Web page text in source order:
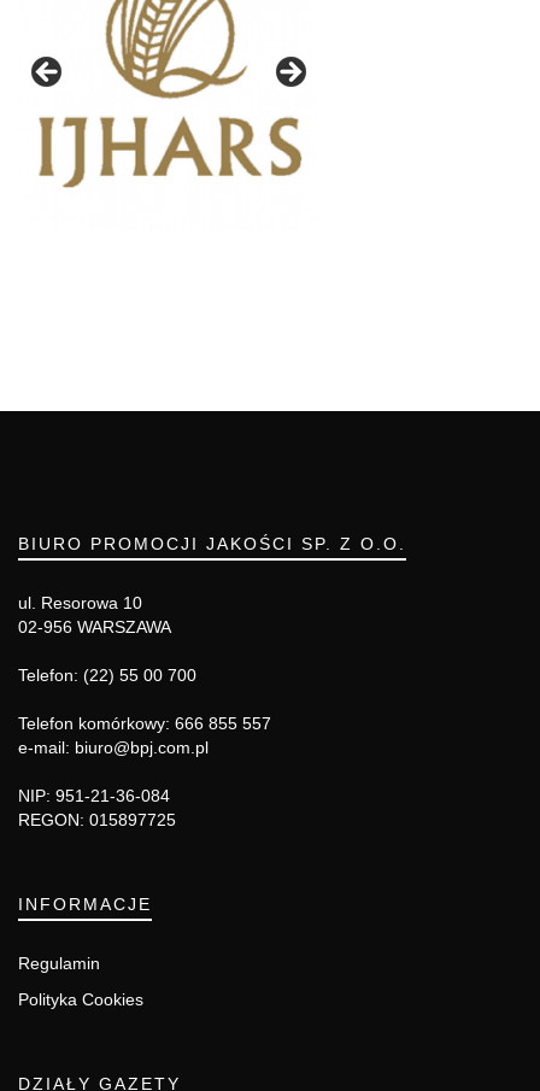
BIURO PROMOCJI JAKOŚCI SP. Z O.O.
ul. Resorowa 10
02-956 WARSZAWA
Telefon: (22) 55 00 700
Telefon komórkowy: 666 855 557
e-mail: biuro@bpj.com.pl
NIP: 951-21-36-084
REGON: 015897725
INFORMACJE
Regulamin
Polityka Cookies
DZIAŁY GAZETY